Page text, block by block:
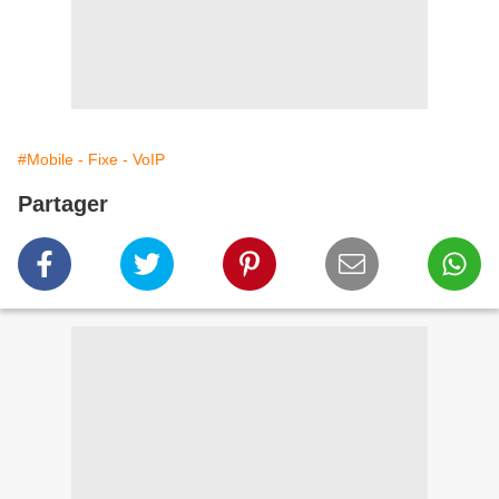
#Mobile - Fixe - VoIP
Partager